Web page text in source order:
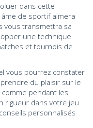
dans cette
de sportif aimera
vous transmettra sa
une technique
et tournois de
vous pourrez constater
du plaisir sur le
pendant les
rigueur dans votre jeu
personnalisés